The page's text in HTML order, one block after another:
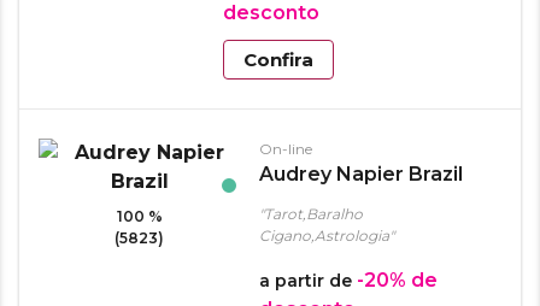
desconto
Confira
100 %
(5823)
On-line
Audrey Napier Brazil
"Tarot,Baralho
Cigano,Astrologia"
a partir de -20% de